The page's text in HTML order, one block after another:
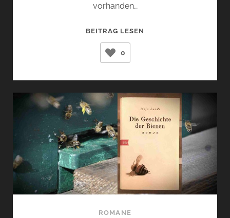
vorhanden…
BEITRAG LESEN
(MAJA
LUNDE)
0
ROMANE